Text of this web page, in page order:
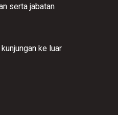
serta jabatan
ke luar